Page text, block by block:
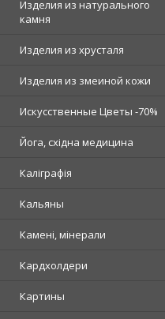
Изделия из натурального
камня
Изделия из хрусталя
Изделия из змеиной кожи
Искусственные Цветы -70%
Йога, східна медицина
Каліграфія
Кальяны
Камені, мінерали
Кардхолдери
Картины